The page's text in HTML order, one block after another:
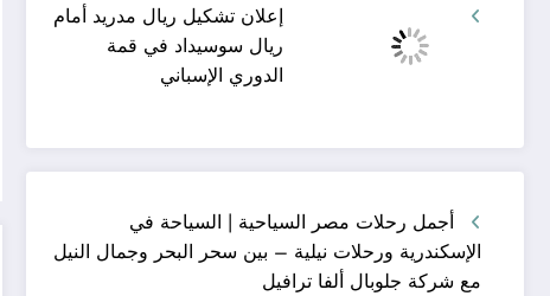
إعلان تشكيل ريال مدريد أمام
ريال سوسيداد في قمة
الدوري الإسباني
أجمل رحلات مصر السياحية | السياحة في
الإسكندرية ورحلات نيلية – بين سحر البحر وجمال النيل
مع شركة جلوبال ألفا ترافيل